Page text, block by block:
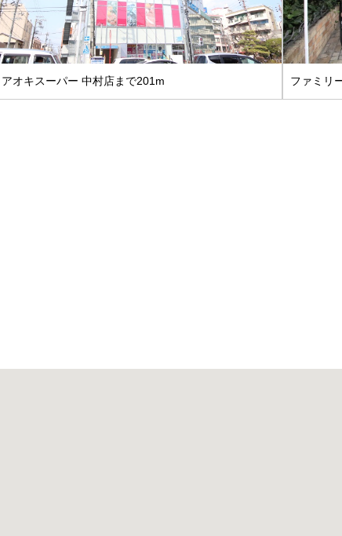
アオキスーパー 中村店まで201m ファミリ